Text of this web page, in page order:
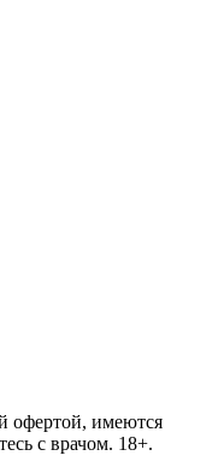
офертой, имеются
с врачом. 18+.